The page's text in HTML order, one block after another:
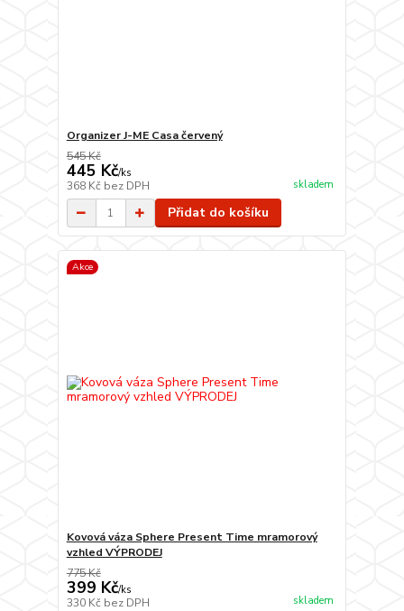
Organizer J-ME Casa červený
545 Kč
445 Kč/ks
368 Kč bez DPH skladem
Přidat do košíku
Akce
Kovová váza Sphere Present Time mramorový
vzhled VÝPRODEJ
775 Kč
399 Kč/ks
330 Kč bez DPH skladem